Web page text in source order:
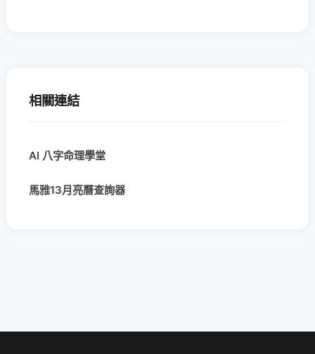
相關連結
AI 八字命理學堂
馬雅13月亮曆查詢器